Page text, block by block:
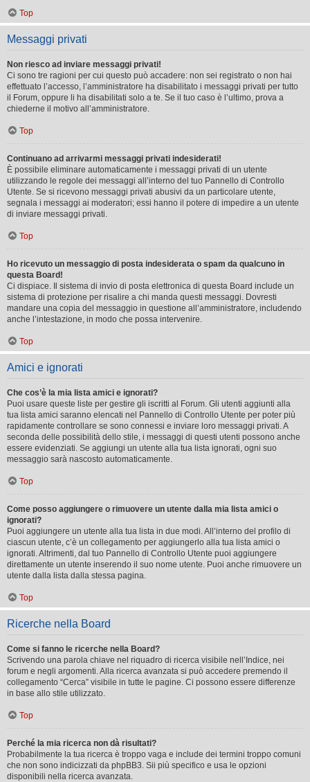
Top
Messaggi privati
Non riesco ad inviare messaggi privati!
Ci sono tre ragioni per cui questo può accadere: non sei registrato o non hai
effettuato l’accesso, l’amministratore ha disabilitato i messaggi privati per tutto
il Forum, oppure li ha disabilitati solo a te. Se il tuo caso è l’ultimo, prova a
chiederne il motivo all’amministratore.
Top
Continuano ad arrivarmi messaggi privati indesiderati!
È possibile eliminare automaticamente i messaggi privati ​​di un utente
utilizzando le regole dei messaggi all’interno del tuo Pannello di Controllo
Utente. Se si ricevono messaggi privati ​​abusivi da un particolare utente,
segnala i messaggi ai moderatori; essi hanno il potere di impedire a un utente
di inviare messaggi privati​​.
Top
Ho ricevuto un messaggio di posta indesiderata o spam da qualcuno in
questa Board!
Ci dispiace. Il sistema di invio di posta elettronica di questa Board include un
sistema di protezione per risalire a chi manda questi messaggi. Dovresti
mandare una copia del messaggio in questione all’amministratore, includendo
anche l’intestazione, in modo che possa intervenire.
Top
Amici e ignorati
Che cos’è la mia lista amici e ignorati?
Puoi usare queste liste per gestire gli iscritti al Forum. Gli utenti aggiunti alla
tua lista amici saranno elencati nel Pannello di Controllo Utente per poter più
rapidamente controllare se sono connessi e inviare loro messaggi privati. A
seconda delle possibilità dello stile, i messaggi di questi utenti possono anche
essere evidenziati. Se aggiungi un utente alla tua lista ignorati, ogni suo
messaggio sarà nascosto automaticamente.
Top
Come posso aggiungere o rimuovere un utente dalla mia lista amici o
ignorati?
Puoi aggiungere un utente alla tua lista in due modi. All’interno del profilo di
ciascun utente, c’è un collegamento per aggiungerlo alla tua lista amici o
ignorati. Altrimenti, dal tuo Pannello di Controllo Utente puoi aggiungere
direttamente un utente inserendo il suo nome utente. Puoi anche rimuovere un
utente dalla lista dalla stessa pagina.
Top
Ricerche nella Board
Come si fanno le ricerche nella Board?
Scrivendo una parola chiave nel riquadro di ricerca visibile nell’Indice, nei
forum e negli argomenti. Alla ricerca avanzata si può accedere premendo il
collegamento “Cerca” visibile in tutte le pagine. Ci possono essere differenze
in base allo stile utilizzato.
Top
Perché la mia ricerca non dà risultati?
Probabilmente la tua ricerca è troppo vaga e include dei termini troppo comuni
che non sono indicizzati da phpBB3. Sii più specifico e usa le opzioni
disponibili nella ricerca avanzata.